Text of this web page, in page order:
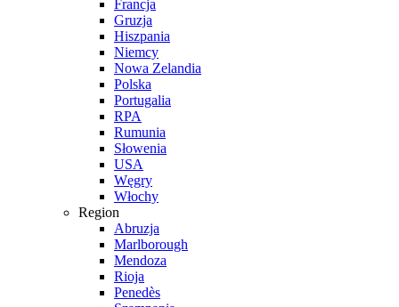
Francja
Gruzja
Hiszpania
Niemcy
Nowa Zelandia
Polska
Portugalia
RPA
Rumunia
Słowenia
USA
Węgry
Włochy
Region
Abruzja
Marlborough
Mendoza
Rioja
Penedès